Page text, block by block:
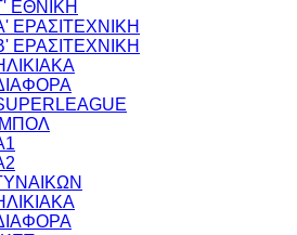
ΕΘΝΙΚΗ
ΕΡΑΣΙΤΕΧΝΙΚΗ
ΕΡΑΣΙΤΕΧΝΙΚΗ